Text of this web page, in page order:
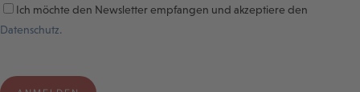
Ich möchte den Newsletter empfangen und akzeptiere den
Datenschutz.